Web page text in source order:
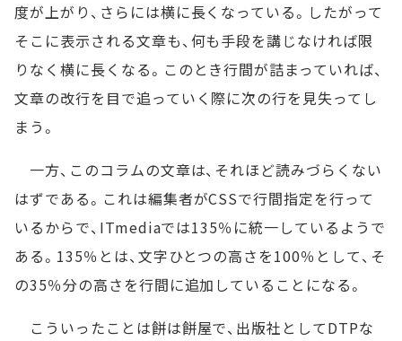
度が上がり、さらには横に長くなっている。したがって
そこに表示される文章も、何も手段を講じなければ限
りなく横に長くなる。このとき行間が詰まっていれば、
文章の改行を目で追っていく際に次の行を見失ってし
まう。
一方、このコラムの文章は、それほど読みづらくない
はずである。これは編集者がCSSで行間指定を行って
いるからで、ITmediaでは135％に統一しているようで
ある。135％とは、文字ひとつの高さを100％として、そ
の35％分の高さを行間に追加していることになる。
こういったことは餅は餅屋で、出版社としてDTPな